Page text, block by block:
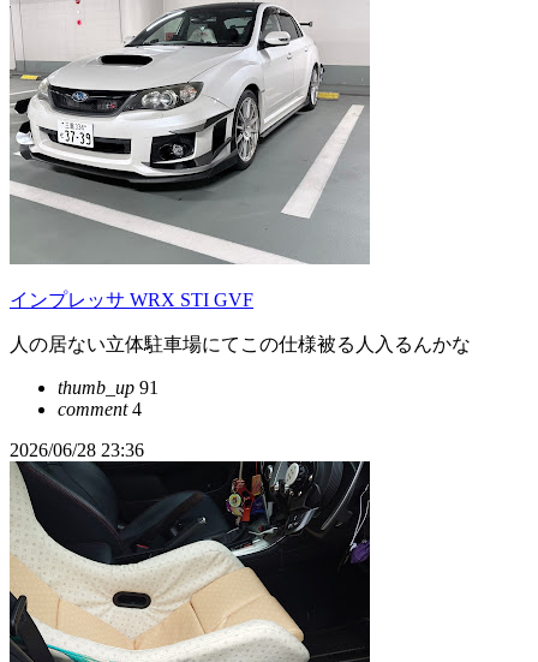
インプレッサ WRX STI GVF
人の居ない立体駐車場にてこの仕様被る人入るんかな
thumb_up 91
comment4
2026/06/28 23:36